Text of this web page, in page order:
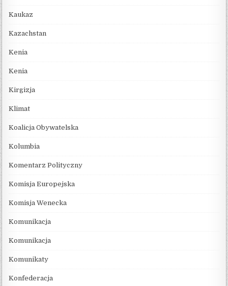
Kaukaz
Kazachstan
Kenia
Kenia
Kirgizja
Klimat
Koalicja Obywatelska
Kolumbia
Komentarz Polityczny
Komisja Europejska
Komisja Wenecka
Komunikacja
Komunikacja
Komunikaty
Konfederacja